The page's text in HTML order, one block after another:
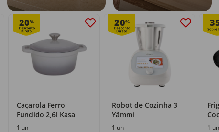
20%
Caçarola Ferro
Fundido 2,6l Kasa
1 un
20%
Robot de Cozinha 3
Yämmi
1 un 1 un